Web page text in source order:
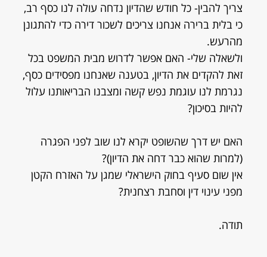
צריך להבין- כל חודש שהדיון נדחה עולה לנו כסף רב,
כי בלית ברירה אנחנו צריכים לשכור דירה כדי להתגונן
מהרעש.
ולשאלה שלי- האם אפשר לדרוש מבית המשפט בכל
זאת להקדים את הדיון, בטענה שאנחנו מפסידים כסף,
נגרמת לנו עוגמת נפש קשה ומצבנו הבריאותנו עלול
להיות בסיכון?
האם יש דרך שהשופט יקרא לנו שוב לפני הפגרה
(למרות שהוא כבר דחה את הדיון)?
אין שום סעיף בחוק הישראלי שמגן על האזרח הקטן
מפני עינוי דין וסחבת רצחנית?
תודה.